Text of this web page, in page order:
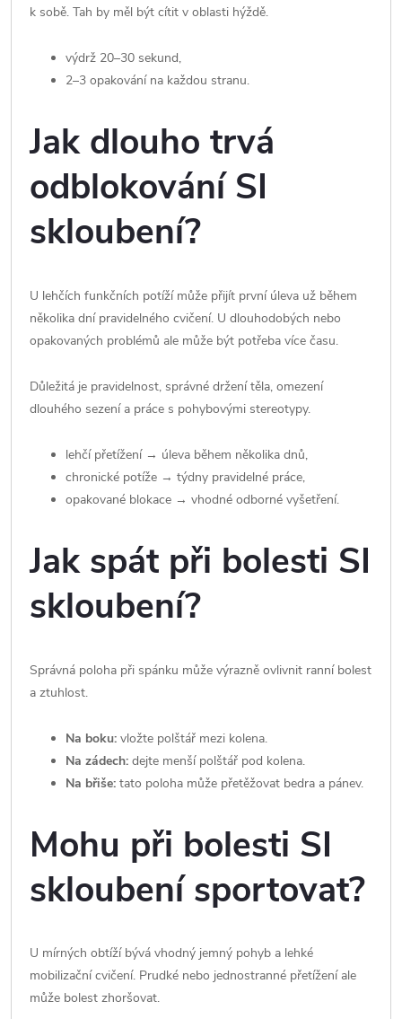
k sobě. Tah by měl být cítit v oblasti hýždě.
výdrž 20–30 sekund,
2–3 opakování na každou stranu.
Jak dlouho trvá
odblokování SI
skloubení?
U lehčích funkčních potíží může přijít první úleva už během
několika dní pravidelného cvičení. U dlouhodobých nebo
opakovaných problémů ale může být potřeba více času.
Důležitá je pravidelnost, správné držení těla, omezení
dlouhého sezení a práce s pohybovými stereotypy.
lehčí přetížení → úleva během několika dnů,
chronické potíže → týdny pravidelné práce,
opakované blokace → vhodné odborné vyšetření.
Jak spát při bolesti SI
skloubení?
Správná poloha při spánku může výrazně ovlivnit ranní bolest
a ztuhlost.
Na boku: vložte polštář mezi kolena.
Na zádech: dejte menší polštář pod kolena.
Na břiše: tato poloha může přetěžovat bedra a pánev.
Mohu při bolesti SI
skloubení sportovat?
U mírných obtíží bývá vhodný jemný pohyb a lehké
mobilizační cvičení. Prudké nebo jednostranné přetížení ale
může bolest zhoršovat.